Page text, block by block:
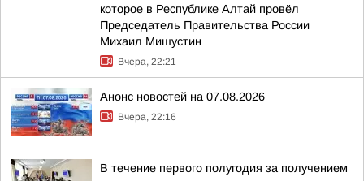
которое в Республике Алтай провёл
Председатель Правительства России
Михаил Мишустин
Вчера, 22:21
Анонс новостей на 07.08.2026
Вчера, 22:16
В течение первого полугодия за получением